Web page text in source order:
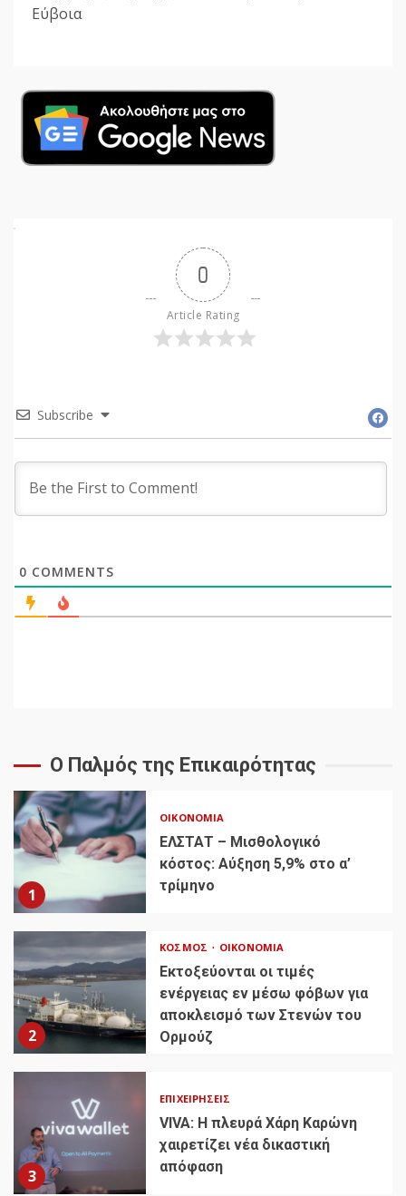
Εύβοια
0
Article Rating
Subscribe
0 COMMENTS
Ο Παλμός της Επικαιρότητας
1
ΟΙΚΟΝΟΜΊΑ
ΕΛΣΤΑΤ – Μισθολογικό
κόστος: Αύξηση 5,9% στο α’
τρίμηνο
2
ΚΌΣΜΟΣ ΟΙΚΟΝΟΜΊΑ
Εκτοξεύονται οι τιμές
ενέργειας εν μέσω φόβων για
αποκλεισμό των Στενών του
Ορμούζ
3
ΕΠΙΧΕΙΡΉΣΕΙΣ
VIVA: Η πλευρά Χάρη Καρώνη
χαιρετίζει νέα δικαστική
απόφαση